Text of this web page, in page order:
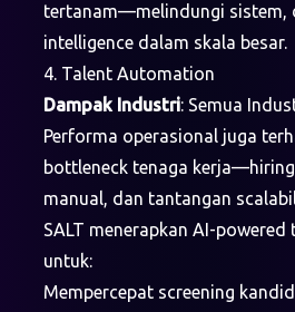
tertanam—melindungi sistem,
intelligence dalam skala besar.
4. Talent Automation
Dampak Industri: Semua
Performa operasional juga
bottleneck tenaga
manual, dan tantangan
SALT menerapkan AI-
untuk:
Mempercepat screening